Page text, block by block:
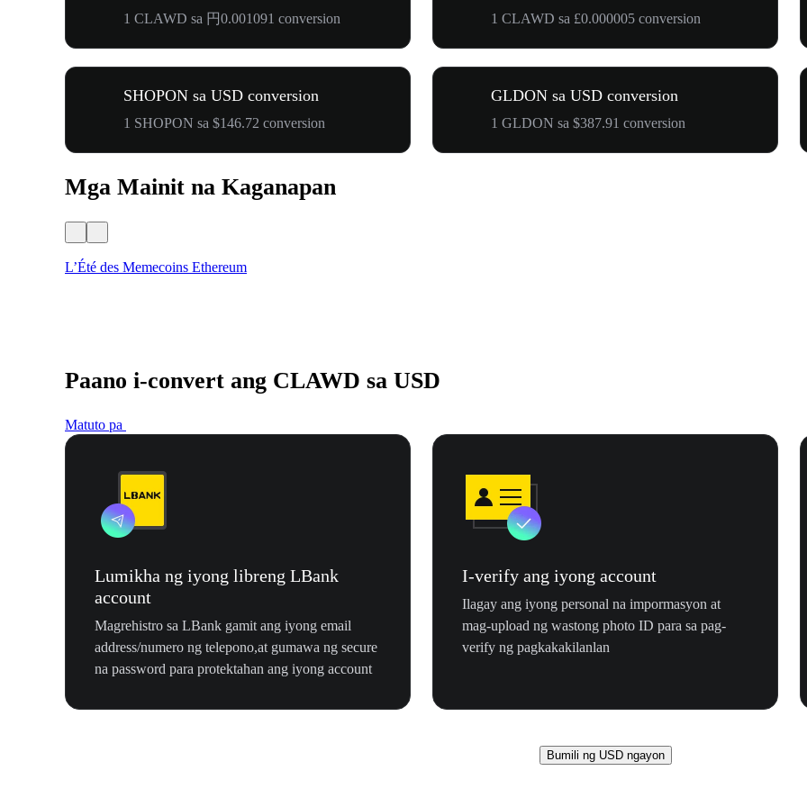
1 CLAWD sa 円0.001091 conversion 1 CLAWD sa £0.000005 conversion
SHOPON sa USD conversion
1 SHOPON sa $146.72 conversion
GLDON sa USD conversion
1 GLDON sa $387.91 conversion
Mga Mainit na Kaganapan
L’Été des Memecoins Ethereum
Paano i-convert ang CLAWD sa USD
Matuto pa
Lumikha ng iyong libreng LBank
account
Magrehistro sa LBank gamit ang iyong email
address/numero ng telepono,at gumawa ng secure
na password para protektahan ang iyong account
I-verify ang iyong account
Ilagay ang iyong personal na impormasyon at
mag-upload ng wastong photo ID para sa pag-
verify ng pagkakakilanlan
Bumili ng USD ngayon